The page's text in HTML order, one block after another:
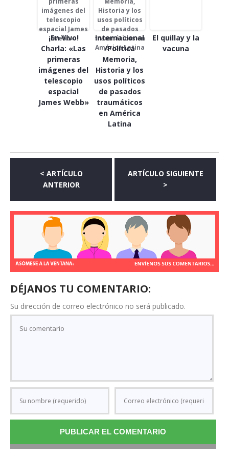
¡En Vivo!
Charla: «Las
primeras
imágenes del
telescopio
espacial
James Webb»
Internacional
/Política
Memoria,
Historia y los
usos políticos
de pasados
traumáticos
en América
Latina
El quillay y la
vacuna
< ARTÍCULO
ANTERIOR
ARTÍCULO SIGUIENTE
>
DÉJANOS TU COMENTARIO:
Su dirección de correo electrónico no será publicado.